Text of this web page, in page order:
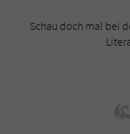
Schau doch mal bei